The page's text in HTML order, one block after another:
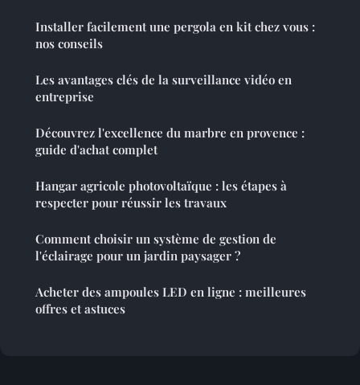
Installer facilement une pergola en kit chez vous :
nos conseils
Les avantages clés de la surveillance vidéo en
entreprise
Découvrez l'excellence du marbre en provence :
guide d'achat complet
Hangar agricole photovoltaïque : les étapes à
respecter pour réussir les travaux
Comment choisir un système de gestion de
l'éclairage pour un jardin paysager ?
Acheter des ampoules LED en ligne : meilleures
offres et astuces